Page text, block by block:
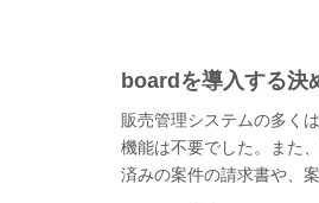
boardを導入する決
販売管理システムの多く
機能は不要でした。また
済みの案件の請求書や、